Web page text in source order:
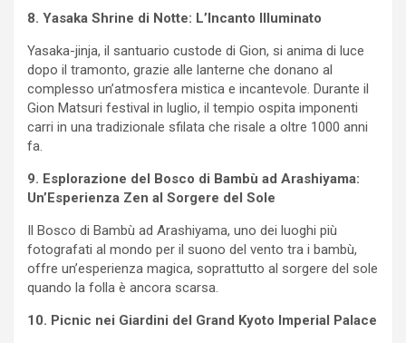
8. Yasaka Shrine di Notte: L’Incanto Illuminato
Yasaka-jinja, il santuario custode di Gion, si anima di luce
dopo il tramonto, grazie alle lanterne che donano al
complesso un’atmosfera mistica e incantevole. Durante il
Gion Matsuri festival in luglio, il tempio ospita imponenti
carri in una tradizionale sfilata che risale a oltre 1000 anni
fa.
9. Esplorazione del Bosco di Bambù ad Arashiyama:
Un’Esperienza Zen al Sorgere del Sole
Il Bosco di Bambù ad Arashiyama, uno dei luoghi più
fotografati al mondo per il suono del vento tra i bambù,
offre un’esperienza magica, soprattutto al sorgere del sole
quando la folla è ancora scarsa.
10. Picnic nei Giardini del Grand Kyoto Imperial Palace